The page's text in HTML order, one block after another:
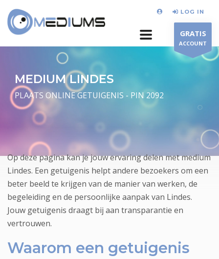
LOG IN
GRATIS
ACCOUNT
MEDIUM LINDES
PLAATS ONLINE GETUIGENIS - PIN 2092
Op deze pagina kan je jouw ervaring delen met medium
Lindes. Een getuigenis helpt andere bezoekers om een
beter beeld te krijgen van de manier van werken, de
begeleiding en de persoonlijke aanpak van Lindes.
Jouw getuigenis draagt bij aan transparantie en
vertrouwen.
Waarom een getuigenis